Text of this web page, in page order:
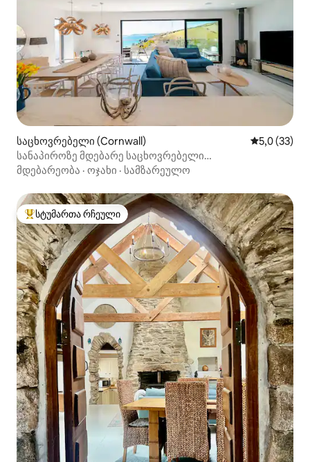
საცხოვრებელი (Cornwall) საშუალო
5,0 (33)
სანაპიროზე მდებარე საცხოვრებელი
ჰიდრომასაჟის აუზით და სხვა სპა‑კომპონენტებით
მდებარეობა · ოჯახი · სამზარეულო
სტუმართა რჩეული მოწინავე ვარიანტი
სტუმართა რჩეული